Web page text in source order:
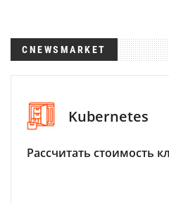
CNEWSMARKET
Kubernetes
Рассчитать стоимость